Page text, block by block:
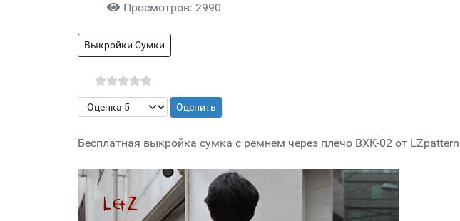
Просмотров: 2990
Выкройки Сумки
Пожалуйста, оцените
Бесплатная выкройка сумка с ремнем через плечо BXK-02 от